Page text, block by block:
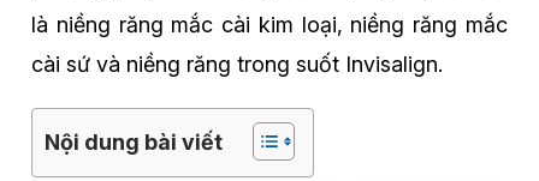
là niềng răng mắc cài kim loại, niềng răng mắc
cài sứ và niềng răng trong suốt Invisalign.
Nội dung bài viết